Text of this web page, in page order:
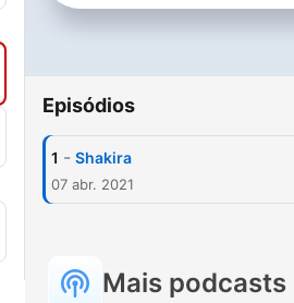
Episódios
1 - Shakira
07 abr. 2021
Mais podcasts